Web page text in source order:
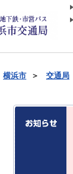
横浜市 ＞ 交通局